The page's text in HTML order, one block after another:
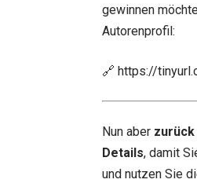
gewinnen
Autorenprofil:
🔗 https://
Nun aber zurück
Details, damit
und nutzen Sie